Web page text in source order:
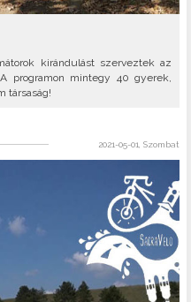
kirándulást szerveztek az
programon mintegy 40 gyerek,
társaság!
2021-05-01, Szombat